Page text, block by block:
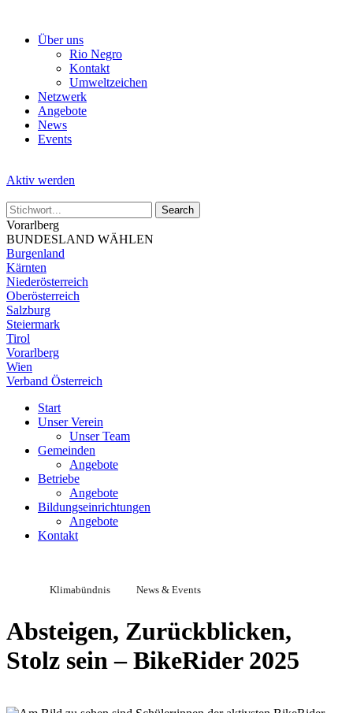
Über uns
Rio Negro
Kontakt
Umweltzeichen
Netzwerk
Angebote
News
Events
Aktiv werden
Vorarlberg
BUNDESLAND WÄHLEN
Burgenland
Kärnten
Niederösterreich
Oberösterreich
Salzburg
Steiermark
Tirol
Vorarlberg
Wien
Verband Österreich
Start
Unser Verein
Unser Team
Gemeinden
Angebote
Betriebe
Angebote
Bildungseinrichtungen
Angebote
Kontakt
Klimabündnis News & Events
Absteigen, Zurückblicken,
Stolz sein – BikeRider 2025